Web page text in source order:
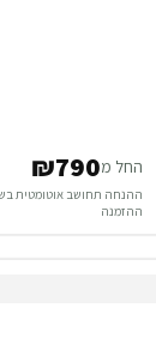
החל מ₪790
ההנחה תחושב אוטומטית
ההזמנה